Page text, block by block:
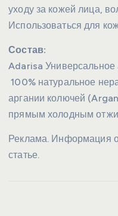
уходу за кожей лица,
Использоваться для
Состав:
Adarisa Универсальное
100% натуральное
аргании колючей
прямым холодным
Реклама. Информация
статье.